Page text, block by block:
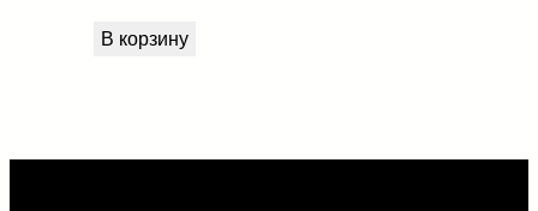
составляла
В корзину